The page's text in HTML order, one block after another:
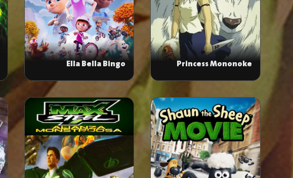
Princess Mononoke
Ella Bella Bingo